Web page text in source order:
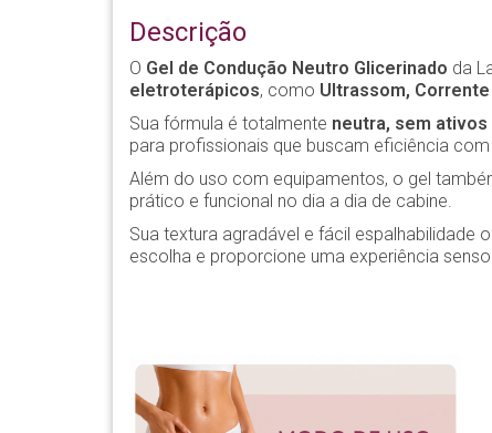
Descrição
O Gel de Condução Neutro Glicerinado da
eletroterápicos, como Ultrassom,
Sua fórmula é totalmente neutra, sem
para profissionais que buscam eficiência
Além do uso com equipamentos, o gel
prático e funcional no dia a dia de cabine.
Sua textura agradável e fácil espalhabilidade
escolha e proporcione uma experiência